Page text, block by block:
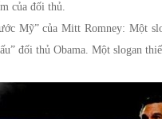
của đối thủ.
Mỹ” của Mitt Romney: Một
đối thủ Obama. Một slogan